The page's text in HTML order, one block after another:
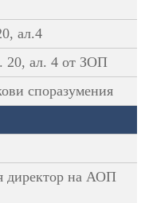
ал.4
20, ал. 4 от ЗОП
споразумения
директор на АОП